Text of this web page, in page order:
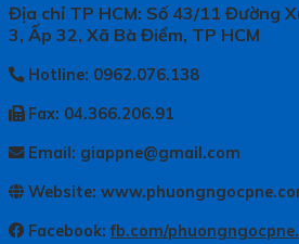
Địa chỉ TP HCM: Số 43/11 Đường
3, Ấp 32, Xã Bà Điểm, TP HCM
Hotline: 0962.076.138
Fax: 04.366.206.91
Email: giappne@gmail.com
Website:
Facebook:fb.com/